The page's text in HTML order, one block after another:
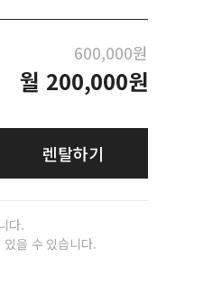
600,000원
월 200,000원
렌탈하기
다.
을 수 있습니다.